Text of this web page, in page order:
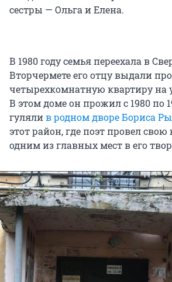
сестры — Ольга и Елена.
В 1980 году семья переехала в
Вторчермете его отцу выдали
четырехкомнатную квартиру на
В этом доме он прожил с 1980 по
гулялив родном дворе Бориса
этот район, где поэт провел свою
одним из главных мест в его